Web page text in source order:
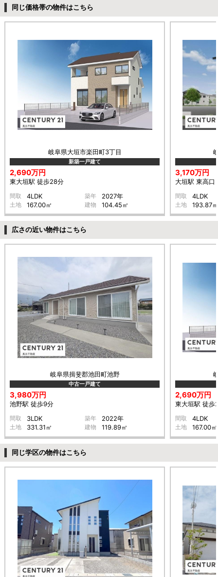
同じ価格帯の物件はこちら
岐阜県大垣市楽田町3丁目
新築一戸建て
2,690万円
東大垣駅 徒歩28分
間取 4LDK 築年 2027年
土地 167.00㎡ 建物 104.45㎡
3,170万円
大垣駅 東高口
間取 4LDK
土地 193.87㎡
広さの近い物件はこちら
岐阜県揖斐郡池田町池野
中古一戸建て
3,980万円
池野駅 徒歩9分
間取 3LDK 築年 2022年
土地 331.31㎡ 建物 119.89㎡
2,690万円
東大垣駅 徒歩
間取 4LDK
土地 167.00㎡
同じ学区の物件はこちら